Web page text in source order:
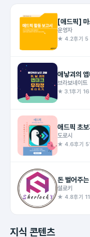
[애드픽] 마
운영자
★ 4.2후기 5
애낳괴의
브라보네이트
★ 3.1후기 16
애드픽 초
도로시
★ 4.6후기
셜로키
★ 4.8후기
지식 콘텐츠